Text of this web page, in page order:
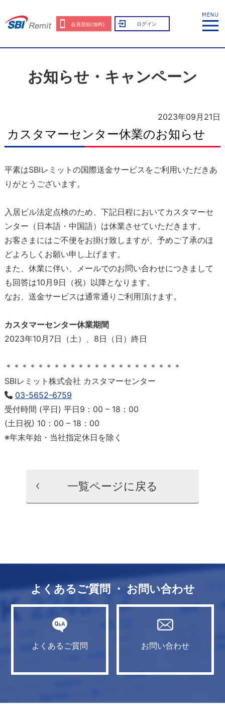
会員登録(無料) ログイン
お知らせ・キャンペーン
2023年09月21日
カスタマーセンター休業のお知らせ
平素はSBIレミットの国際送金サービスをご利用いただきあ
りがとうございます。
入居ビル法定点検のため、下記日程においてカスタマーセ
ンター（日本語・中国語）は休業させていただきます。
お客さまにはご不便をお掛け致しますが、予めご了承のほ
どよろしくお願い申し上げます。
また、休業に伴い、メールでのお問い合わせにつきまして
も回答は10月9日（祝）以降となります。
なお、送金サービスは通常通りご利用頂けます。
カスタマーセンター休業期間
2023年10月7日（土）、8日（日）終日
＊＊＊＊＊＊＊＊＊＊＊＊＊＊＊＊＊＊＊＊＊＊
SBIレミット株式会社 カスタマーセンター
03-5652-6759
受付時間 (平日) 平日9：00 – 18：00
(土日祝) 10：00 – 18：00
※年末年始・当社指定休日を除く
一覧ページに戻る
よくあるご質問 ・ お問い合わせ
よくあるご質問 お問い合わせ